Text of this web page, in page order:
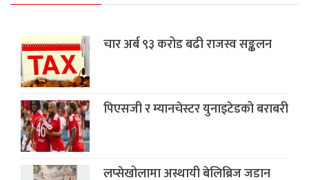
चार अर्ब ९३ करोड बढी राजस्व सङ्कलन
पिएसजी र म्यानचेस्टर युनाइटेडको बराबरी
लप्सेखोलामा अस्थायी बेलिब्रिज जडान